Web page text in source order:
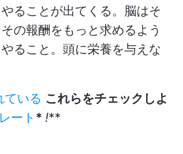
ることが出てくる。脳はそ
の報酬をもっと求めるよう
ること。頭に栄養を与えな
ている これらをチェックしよ
ート * !**